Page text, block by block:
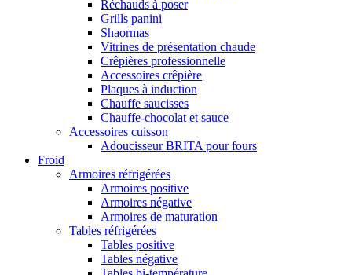
Réchauds à poser
Grills panini
Shaormas
Vitrines de présentation chaude
Crêpières professionnelle
Accessoires crêpière
Plaques à induction
Chauffe saucisses
Chauffe-chocolat et sauce
Accessoires cuisson
Adoucisseur BRITA pour fours
Froid
Armoires réfrigérées
Armoires positive
Armoires négative
Armoires de maturation
Tables réfrigérées
Tables positive
Tables négative